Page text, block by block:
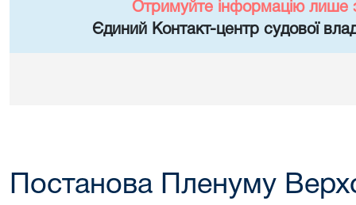
Отримуйте інформацію лише
Єдиний Контакт-центр судової
Постанова Пленуму